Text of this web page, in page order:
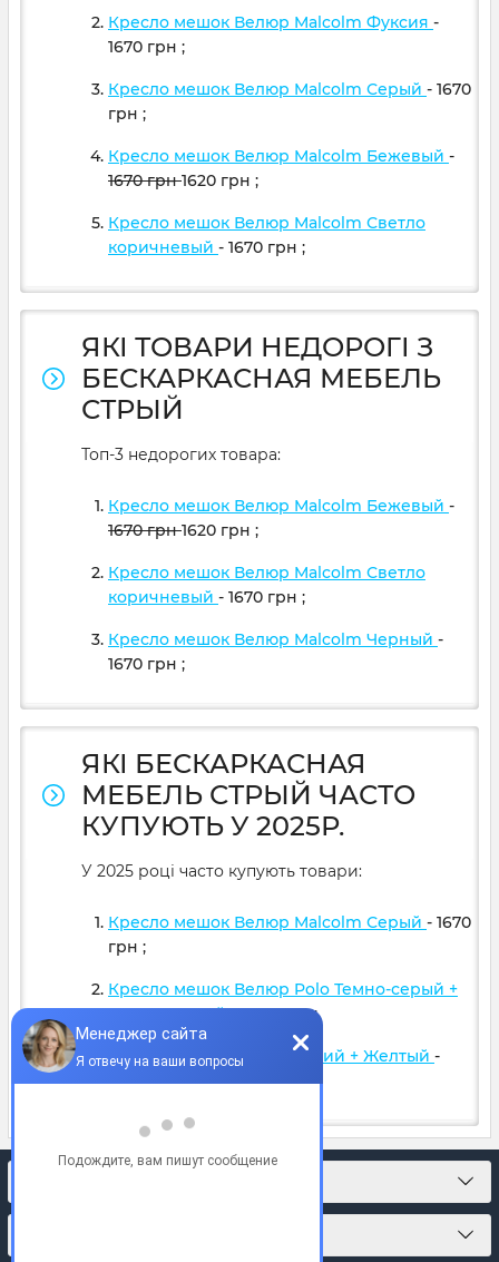
Кресло мешок Велюр Malcolm Фуксия -
1670 грн ;
Кресло мешок Велюр Malcolm Серый - 1670
грн ;
Кресло мешок Велюр Malcolm Бежевый -
1670грн1620 грн ;
Кресло мешок Велюр Malcolm Светло
коричневый - 1670 грн ;
ЯКІ ТОВАРИ НЕДОРОГІ З
БЕСКАРКАСНАЯ МЕБЕЛЬ
СТРЫЙ
Топ-3 недорогих товара:
Кресло мешок Велюр Malcolm Бежевый -
1670грн1620 грн ;
Кресло мешок Велюр Malcolm Светло
коричневый - 1670 грн ;
Кресло мешок Велюр Malcolm Черный -
1670 грн ;
ЯКІ БЕСКАРКАСНАЯ
МЕБЕЛЬ СТРЫЙ ЧАСТО
КУПУЮТЬ У 2025Р.
У 2025 році часто купують товари:
Кресло мешок Велюр Malcolm Серый - 1670
грн ;
Кресло мешок Велюр Polo Темно-серый +
Светло-серый- 1599грн;
Кресло мяч Оксфорд Синий + Желтый -
1390грн;